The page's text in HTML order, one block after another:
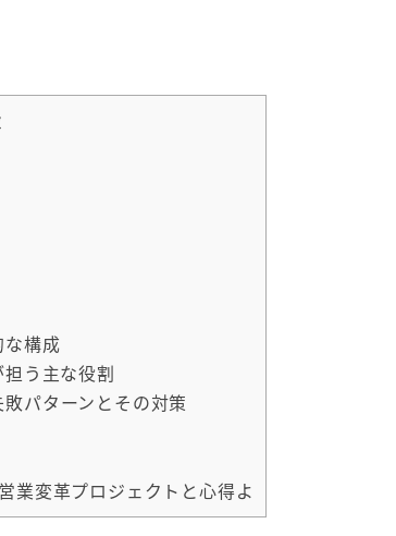
な構成
う主な役割
パターンとその対策
業変革プロジェクトと心得よ